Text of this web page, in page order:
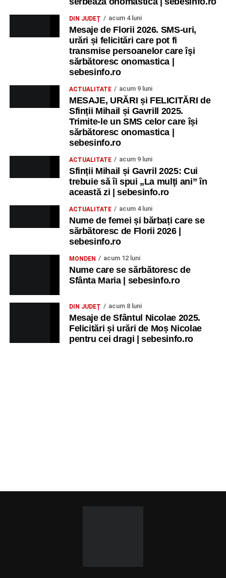
DIN JUDEȚ acum 4 luni
Mesaje de Florii 2026. SMS-uri,
urări și felicitări care pot fi
transmise persoanelor care îşi
sărbătoresc onomastica |
sebesinfo.ro
ACTUALITATE acum 9 luni
MESAJE, URĂRI și FELICITĂRI de
Sfinții Mihail și Gavrill 2025.
Trimite-le un SMS celor care își
sărbătoresc onomastica |
sebesinfo.ro
ACTUALITATE acum 9 luni
Sfinții Mihail și Gavril 2025: Cui
trebuie să îi spui „La mulţi ani” în
această zi | sebesinfo.ro
ACTUALITATE acum 4 luni
Nume de femei și bărbați care se
sărbătoresc de Florii 2026 |
sebesinfo.ro
MONDEN acum 12 luni
Nume care se sărbătoresc de
Sfânta Maria | sebesinfo.ro
DIN JUDEȚ acum 8 luni
Mesaje de Sfântul Nicolae 2025.
Felicitări și urări de Moș Nicolae
pentru cei dragi | sebesinfo.ro